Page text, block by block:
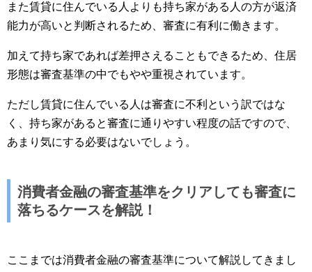
また賃貸に住んでいる人よりも持ち家がある人の方が返済
能力が高いと判断されるため、審査に有利に働きます。
加えて持ち家であれば差押さえることもできるため、住居
形態は審査基準の中でもやや重視されています。
ただし賃貸に住んでいる人は審査に不利という訳ではな
く、持ち家があると審査に通りやすい程度の話ですので、
あまり気にする必要はないでしょう。
消費者金融の審査基準をクリアしても審査に
落ちるケースを解説！
ここまでは消費者金融の審査基準について解説してきまし